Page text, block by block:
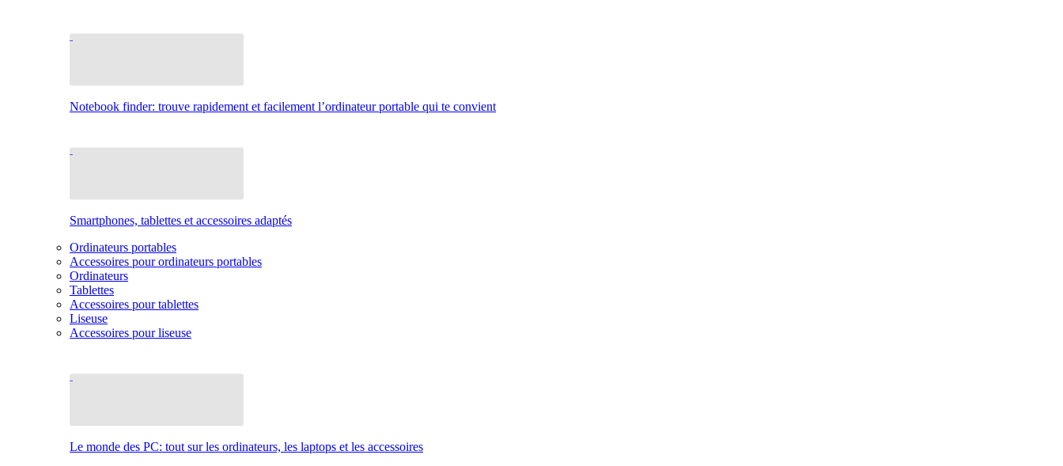
Notebook finder: trouve rapidement et facilement l’ordinateur portable qui te convient
Smartphones, tablettes et accessoires adaptés
Ordinateurs portables
Accessoires pour ordinateurs portables
Ordinateurs
Tablettes
Accessoires pour tablettes
Liseuse
Accessoires pour liseuse
Le monde des PC: tout sur les ordinateurs, les laptops et les accessoires